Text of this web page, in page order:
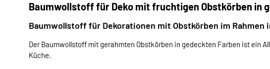
Baumwollstoff für Deko mit fruchtigen Obstkörben in
Baumwollstoff für Dekorationen mit Obstkörben im Rahmen
Der Baumwollstoff mit gerahmten Obstkörben in gedeckten Farben ist ein
Küche.